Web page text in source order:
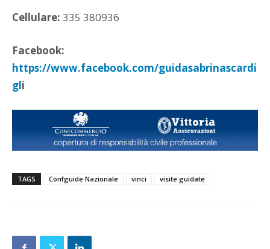
Cellulare: 335 380936
Facebook:
https://www.facebook.com/guidasabrinascardi
gli
TAGS Confguide Nazionale vinci visite guidate